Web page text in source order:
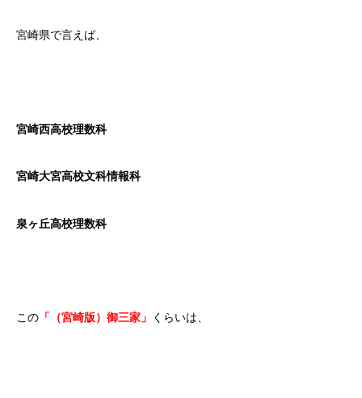
宮崎県で言えば、
宮崎西高校理数科
宮崎大宮高校文科情報科
泉ヶ丘高校理数科
この 「（宮崎版）御三家」 くらいは、